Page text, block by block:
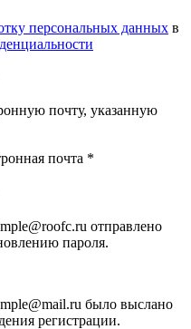
персональных данных в
почту, указанную
почта *
отправлено
пароля.
было выслано
регистрации.